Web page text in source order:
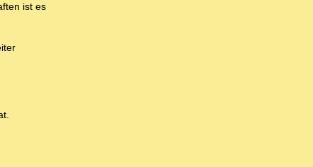
ist es